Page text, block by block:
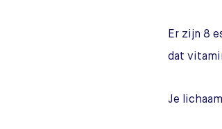
Er zijn 8
dat
Je